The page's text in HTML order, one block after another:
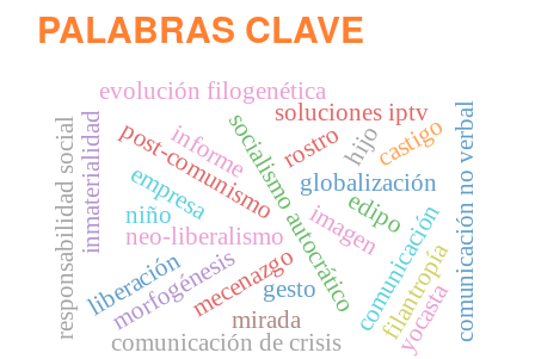
PALABRAS CLAVE
socialismo autocrático
post-comunismo
neo-liberalismo
globalización
evolución filogenética
morfogénesis
inmaterialidad
liberación comunicación
comunicación de crisis
empresa
mecenazgo filantropía
responsabilidad social imagen
gesto
rostro comunicación no verbal
mirada
soluciones iptv
informe
edipo
yocasta
hijocastigo
niño